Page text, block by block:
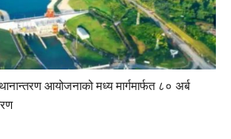
आयोजनाको मध्य मार्गमार्फत ८० अर्ब